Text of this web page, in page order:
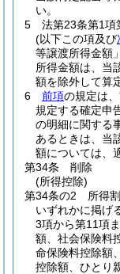
い。
5
法第23条第1項
(以下この項及び
等譲渡所得金額
所得金額は、当
額を除外して算
6
前項の規定は
規定する確定申
の明細に関する
あるときは、当
額については、
第34条
削除
(所得控除)
第34条の2
所得
いずれかに掲げ
3項から第11項
額、社会保険料
命保険料控除額
控除額、ひとり